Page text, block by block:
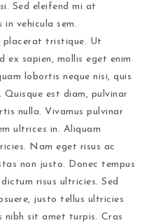
Sed eleifend mi at
vehicula sem.
placerat tristique. Ut
ex sapien, mollis eget enim
lobortis neque nisi, quis
est diam, pulvinar
nulla. Vivamus pulvinar
ultrices in. Aliquam
Nam eget risus ac
non justo. Donec tempus
risus ultricies. Sed
justo tellus ultricies
nibh sit amet turpis. Cras